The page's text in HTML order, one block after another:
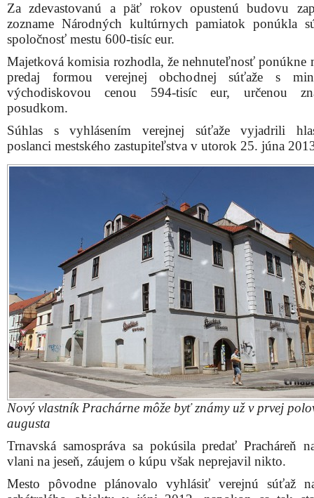
Za zdevastovanú a päť rokov opustenú budovu
zozname Národných kultúrnych pamiatok ponúkla
spoločnosť mestu 600-tisíc eur.
Majetková komisia rozhodla, že nehnuteľnosť ponúkne
predaj formou verejnej obchodnej súťaže s
východiskovou cenou 594-tisíc eur, určenou
posudkom.
Súhlas s vyhlásením verejnej súťaže vyjadrili
poslanci mestského zastupiteľstva v utorok 25. júna
Nový vlastník Prachárne môže byť známy už v prvej
augusta
Trnavská samospráva sa pokúsila predať Pracháreň
vlani na jeseň, záujem o kúpu však neprejavil nikto.
Mesto pôvodne plánovalo vyhlásiť verejnú súťaž